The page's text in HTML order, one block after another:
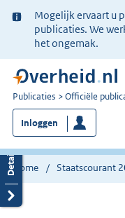
Ter
informatie:
Mogelijk ervaart u
publicaties. We
het ongemak.
U
bent
nu
hier:
Publicaties Officiële
Inloggen
Home Staatscourant